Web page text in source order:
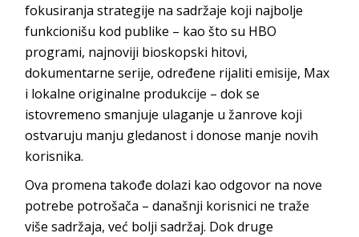
fokusiranja strategije na sadržaje koji najbolje
funkcionišu kod publike – kao što su HBO
programi, najnoviji bioskopski hitovi,
dokumentarne serije, određene rijaliti emisije, Max
i lokalne originalne produkcije – dok se
istovremeno smanjuje ulaganje u žanrove koji
ostvaruju manju gledanost i donose manje novih
korisnika.
Ova promena takođe dolazi kao odgovor na nove
potrebe potrošača – današnji korisnici ne traže
više sadržaja, već bolji sadržaj. Dok druge